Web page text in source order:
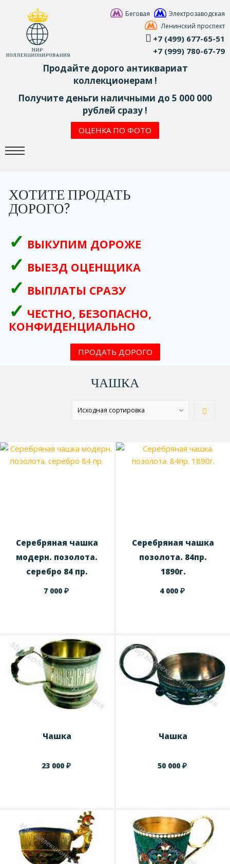
Беговая
Электрозаводская
Ленинский проспект
+7 (499) 677-65-51
+7 (999) 780-67-79
Продайте дорого антиквариат
коллекционерам !
Получите деньги наличными до 5 000 000
рублей сразу !
ОЦЕНКА ПО ФОТО
ХОТИТЕ ПРОДАТЬ
ДОРОГО?
ВЫКУПИМ ДОРОЖЕ
ВЫЕЗД ОЦЕНЩИКА
ВЫПЛАТЫ СРАЗУ
ЧЕСТНО, БЕЗОПАСНО,
КОНФИДЕНЦИАЛЬНО
ПРОДАТЬ ДОРОГО
ЧАШКА
Серебряная чашка
модерн. позолота.
серебро 84 пр.
7 000 ₽
Серебряная чашка
позолота. 84пр.
1890г.
4 000₽
Чашка
23 000 ₽
Чашка
50 000₽